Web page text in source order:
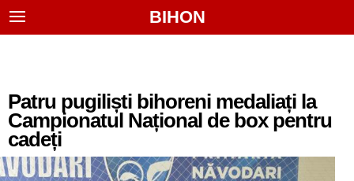
BIHON
Patru pugiliști bihoreni medaliați la
Campionatul Național de box pentru
cadeți